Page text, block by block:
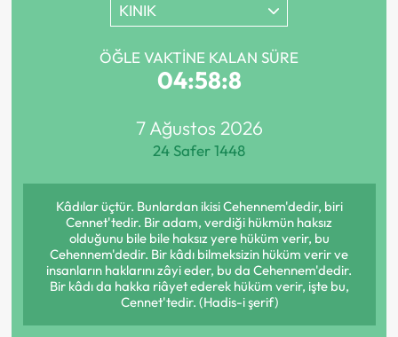
KINIK
ÖĞLE VAKTINE KALAN SÜRE
04:58:8
7 Ağustos 2026
24 Safer 1448
Kâdılar üçtür. Bunlardan ikisi Cehennem'dedir, biri
Cennet'tedir. Bir adam, verdiği hükmün haksız
olduğunu bile bile haksız yere hüküm verir, bu
Cehennem'dedir. Bir kâdı bilmeksizin hüküm verir ve
insanların haklarını zâyi eder, bu da Cehennem'dedir.
Bir kâdı da hakka riâyet ederek hüküm verir, işte bu,
Cennet'tedir. (Hadis-i şerif)